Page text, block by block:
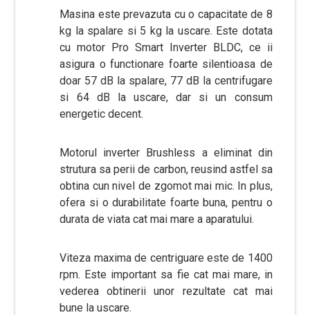
Masina este prevazuta cu o capacitate de 8
kg la spalare si 5 kg la uscare. Este dotata
cu motor Pro Smart Inverter BLDC, ce ii
asigura o functionare foarte silentioasa de
doar 57 dB la spalare, 77 dB la centrifugare
si 64 dB la uscare, dar si un consum
energetic decent.
Motorul inverter Brushless a eliminat din
strutura sa perii de carbon, reusind astfel sa
obtina cun nivel de zgomot mai mic. In plus,
ofera si o durabilitate foarte buna, pentru o
durata de viata cat mai mare a aparatului.
Viteza maxima de centriguare este de 1400
rpm. Este important sa fie cat mai mare, in
vederea obtinerii unor rezultate cat mai
bune la uscare.